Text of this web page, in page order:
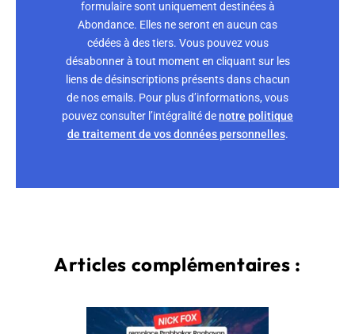
formulaire sont uniquement destinées à
Abondance. Elles ne seront en aucun cas
cédées à des tiers. Vous pouvez vous
désabonner à tout moment en cliquant sur les
liens de désinscriptions présents dans chacun
de nos emails. Pour plus d’informations, vous
pouvez consulter l’intégralité denotre politique
de traitement de vos données personnelles.
Articles complémentaires :